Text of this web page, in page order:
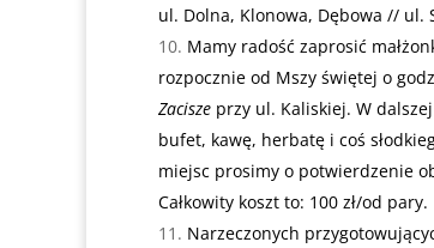
ul. Dolna, Klonowa, Dębowa // ul.
Mamy radość zaprosić
rozpocznie od Mszy świętej o
Zacisze przy ul. Kaliskiej. W
bufet, kawę, herbatę i coś
miejsc prosimy o potwierdzenie
Całkowity koszt to: 100 zł/od pary.
Narzeczonych